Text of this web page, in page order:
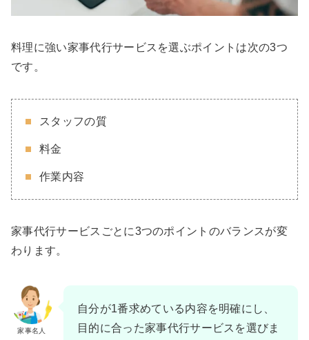
料理に強い家事代行サービスを選ぶポイントは次の3つ
です。
スタッフの質
料金
作業内容
家事代行サービスごとに3つのポイントのバランスが変
わります。
家事名人
自分が1番求めている内容を明確にし、
目的に合った家事代行サービスを選びま